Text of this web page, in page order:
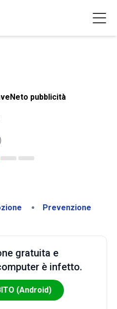
pubblicità
Prevenzione
gratuita e
è infetto.
(Android)